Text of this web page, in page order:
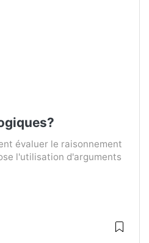
évaluer le raisonnement
l'utilisation d'arguments